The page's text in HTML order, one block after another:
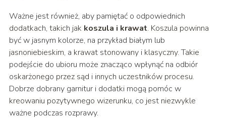
Ważne jest również, aby pamiętać o odpowiednich
dodatkach, takich jak koszula i krawat. Koszula powinna
być w jasnym kolorze, na przykład białym lub
jasnoniebieskim, a krawat stonowany i klasyczny. Takie
podejście do ubioru może znacząco wpłynąć na odbiór
oskarżonego przez sąd i innych uczestników procesu.
Dobrze dobrany garnitur i dodatki mogą pomóc w
kreowaniu pozytywnego wizerunku, co jest niezwykle
ważne podczas rozprawy.